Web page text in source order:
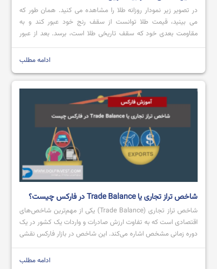
در تصویر زیر نمودار روزانه طلا را مشاهده می کنید. همان طور که
می بینید، قیمت طلا توانست از سقف رنج خود عبور کند و به
مقاومت بعدی خود که سقف تاریخی طلا است، برسد. بعد از عبور
قیمت از محدوده مقاومتی 2728.80 تا 2711.57 با کندل صعودی
ادامه مطلب
شاخص تراز تجاری یا Trade Balance در فارکس چیست؟
شاخص تراز تجاری (Trade Balance) یکی از مهم‌ترین شاخص‌های
اقتصادی است که به تفاوت ارزش صادرات و واردات یک کشور در یک
دوره زمانی مشخص اشاره می‌کند. این شاخص در بازار فارکس نقشی
کلیدی ایفا می‌کند، زیرا می‌تواند روی ارزش پول ملی یک کشور تاثیر
بگذارد. تراز تجاری مثبت، که به معنای صادرات بیشتر از […]ادامه مطلب